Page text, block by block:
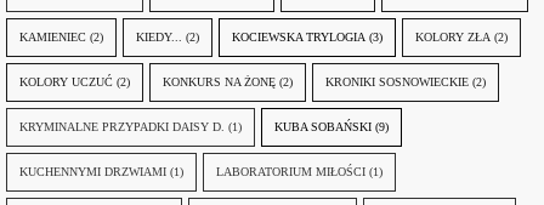
KAMIENIEC (2) KIEDY... (2) KOCIEWSKA TRYLOGIA (3) KOLORY ZŁA (2)
KOLORY UCZUĆ (2) KONKURS NA ŻONĘ (2) KRONIKI SOSNOWIECKIE (2)
KRYMINALNE PRZYPADKI DAISY D. (1) KUBA SOBAŃSKI (9)
KUCHENNYMI DRZWIAMI (1) LABORATORIUM MIŁOŚCI (1)